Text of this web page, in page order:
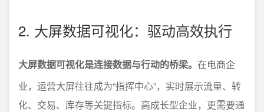
2. 大屏数据可视化：驱动高效执行
大屏数据可视化是连接数据与行动的桥梁。 在电商企
业，运营大屏往往成为“指挥中心”，实时展示流量、转
化、交易、库存等关键指标。高成长型企业，更需要通